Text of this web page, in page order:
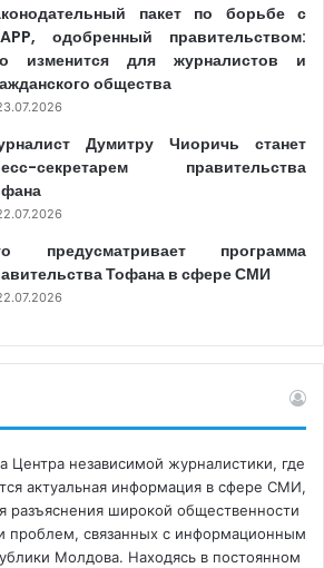
пакет по борьбе с
одобренный правительством:
изменится для журналистов и
общества
Думитру Чиоричь станет
секретарем правительства
предусматривает программа
Тофана в сфере СМИ
Центра независимой журналистики, где
актуальная информация в сфере СМИ,
разъяснения широкой общественности
проблем, связанных с информационным
Молдова. Находясь в постоянном